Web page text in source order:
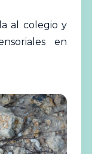
al colegio y
en